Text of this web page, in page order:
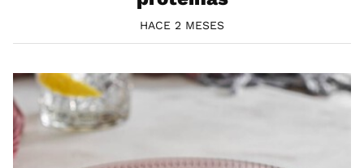
HACE 2 MESES